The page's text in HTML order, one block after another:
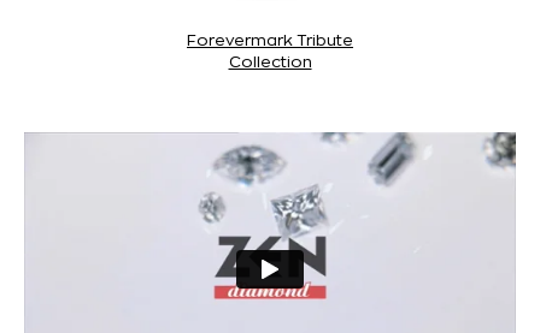
Forevermark Tribute
Collection